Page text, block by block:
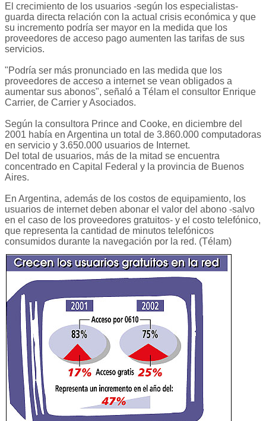
El crecimiento de los usuarios -según los especialistas-
guarda directa relación con la actual crisis económica y que
su incremento podría ser mayor en la medida que los
proveedores de acceso pago aumenten las tarifas de sus
servicios.
"Podría ser más pronunciado en las medida que los
proveedores de acceso a internet se vean obligados a
aumentar sus abonos", señaló a Télam el consultor Enrique
Carrier, de Carrier y Asociados.
Según la consultora Prince and Cooke, en diciembre del
2001 había en Argentina un total de 3.860.000 computadoras
en servicio y 3.650.000 usuarios de Internet.
Del total de usuarios, más de la mitad se encuentra
concentrado en Capital Federal y la provincia de Buenos
Aires.
En Argentina, además de los costos de equipamiento, los
usuarios de internet deben abonar el valor del abono -salvo
en el caso de los proveedores gratuitos- y el costo telefónico,
que representa la cantidad de minutos telefónicos
consumidos durante la navegación por la red. (Télam)